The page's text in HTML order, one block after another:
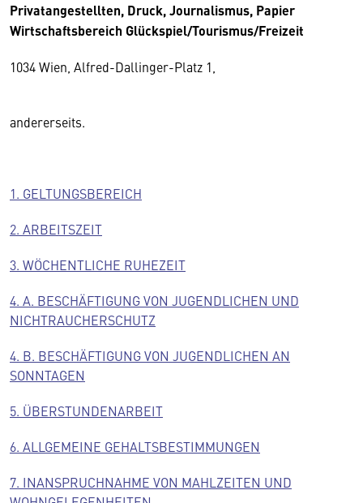
Privatangestellten, Druck, Journalismus, Papier
Wirtschaftsbereich Glückspiel/Tourismus/Freizeit
1034 Wien, Alfred-Dallinger-Platz 1,
andererseits.
1. GELTUNGSBEREICH
2. ARBEITSZEIT
3. WÖCHENTLICHE RUHEZEIT
4. A. BESCHÄFTIGUNG VON JUGENDLICHEN UND
NICHTRAUCHERSCHUTZ
4. B. BESCHÄFTIGUNG VON JUGENDLICHEN AN
SONNTAGEN
5. ÜBERSTUNDENARBEIT
6. ALLGEMEINE GEHALTSBESTIMMUNGEN
7. INANSPRUCHNAHME VON MAHLZEITEN UND